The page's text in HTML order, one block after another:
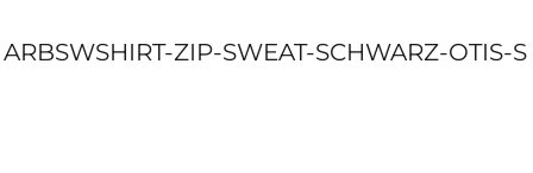
ARBSWSHIRT-ZIP-SWEAT-SCHWARZ-OTIS-S